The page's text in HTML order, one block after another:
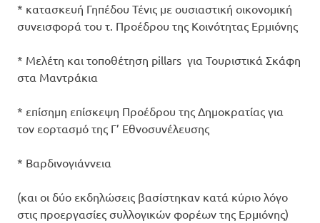
* κατασκευή Γηπέδου Τένις με ουσιαστική οικονομική
συνεισφορά του τ. Προέδρου της Κοινότητας Ερμιόνης
* Μελέτη και τοποθέτηση pillars για Τουριστικά Σκάφη
στα Μαντράκια
* επίσημη επίσκεψη Προέδρου της Δημοκρατίας για
τον εορτασμό της Γ’ Εθνοσυνέλευσης
* Βαρδινογιάννεια
(και οι δύο εκδηλώσεις βασίστηκαν κατά κύριο λόγο
στις προεργασίες συλλογικών φορέων της Ερμιόνης)